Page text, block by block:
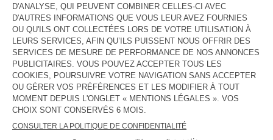
DESCRIPTION
TAILLE ET COUPE
COMPOSITION
ENTRETIEN